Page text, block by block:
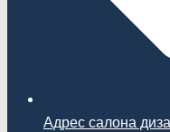
Адрес салона